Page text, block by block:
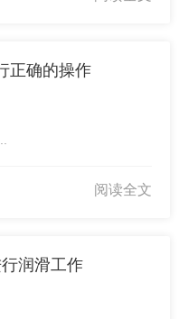
正确的操作
阅读全文
润滑工作